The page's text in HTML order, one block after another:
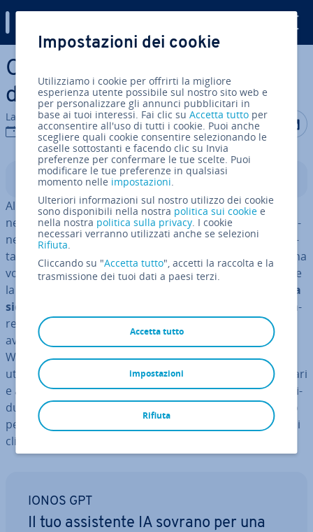
Vai al contenuto prin­ci­pa­le
Come par­ti­zio­na­re un hard
disk su Windows 10
La redazione di IONOS
20 apr 2021
Condividi
Indice
Al giorno d’oggi par­ti­zio­na­re gli hard disk non è più una
necessità assoluta. Ciò perché i di­spo­si­ti­vi di ar­chi­via­zio­
ne sono strut­tu­ra­ti in modo da poter essere usati di­ret­
ta­men­te appena usciti dalla con­fe­zio­ne. In tutti i casi, una
volta scoperto come funziona, la par­ti­zio­ne può rendere
la
aumentare la
sicurezza dei dati stessi
. Nel caso in cui voleste in­stal­la­
re diversi sistemi operativi su uno stesso hard disk,
avrete bisogno di par­ti­zio­ni diverse. La par­ti­zio­ne su
Windows 10 è re­la­ti­va­men­te semplice e anche degli
utenti poco esperti possono com­ple­ta­re i passi necessari
e ap­pro­fit­ta­re dei vantaggi di un drive con­fi­gu­ra­to in­di­vi­
dual­men­te. Seguite le nostre istru­zio­ni passo per passo
per capire come par­ti­zio­na­re il vostro hard disk in pochi
clic.
IONOS GPT
Il tuo as­si­sten­te IA sovrano per una
Impostazioni dei cookie
Utilizziamo i cookie per offrirti la migliore
esperienza utente possibile sul nostro sito web e
per personalizzare gli annunci pubblicitari in
base ai tuoi interessi. Fai clic suAccetta tutto per
acconsentire all'uso di tutti i cookie. Puoi anche
scegliere quali cookie consentire selezionando le
caselle sottostanti e facendo clic su Invia
preferenze per confermare le tue scelte. Puoi
modificare le tue preferenze in qualsiasi
momento nelle impostazioni.
Ulteriori informazioni sul nostro utilizzo dei cookie
sono disponibili nella nostra politica sui cookie e
nella nostra politica sulla privacy. I cookie
necessari verranno utilizzati anche se selezioni
Rifiuta.
Cliccando su "Accetta tutto", accetti la raccolta e la
trasmissione dei tuoi dati a paesi terzi.
Accetta tutto
Rifiuta
impostazioni